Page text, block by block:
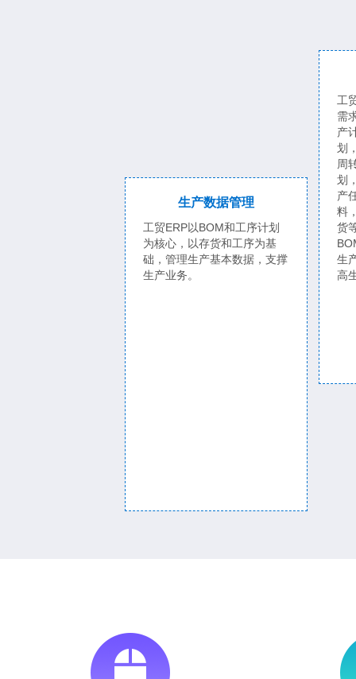
生产数据管理
工贸ERP以BOM和工序计划
为核心，以存货和工序为基
础，管理生产基本数据，支撑
生产业务。
工
需
产
划
周
划
产
料
货
生
高